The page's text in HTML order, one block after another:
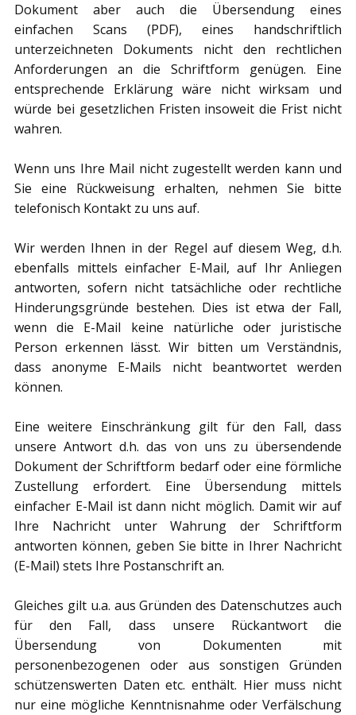
Dokument aber auch die Übersendung eines
einfachen Scans (PDF), eines handschriftlich
unterzeichneten Dokuments nicht den rechtlichen
Anforderungen an die Schriftform genügen. Eine
entsprechende Erklärung wäre nicht wirksam und
würde bei gesetzlichen Fristen insoweit die Frist nicht
wahren.
Wenn uns Ihre Mail nicht zugestellt werden kann und
Sie eine Rückweisung erhalten, nehmen Sie bitte
telefonisch Kontakt zu uns auf.
Wir werden Ihnen in der Regel auf diesem Weg, d.h.
ebenfalls mittels einfacher E-Mail, auf Ihr Anliegen
antworten, sofern nicht tatsächliche oder rechtliche
Hinderungsgründe bestehen. Dies ist etwa der Fall,
wenn die E-Mail keine natürliche oder juristische
Person erkennen lässt. Wir bitten um Verständnis,
dass anonyme E-Mails nicht beantwortet werden
können.
Eine weitere Einschränkung gilt für den Fall, dass
unsere Antwort d.h. das von uns zu übersendende
Dokument der Schriftform bedarf oder eine förmliche
Zustellung erfordert. Eine Übersendung mittels
einfacher E-Mail ist dann nicht möglich. Damit wir auf
Ihre Nachricht unter Wahrung der Schriftform
antworten können, geben Sie bitte in Ihrer Nachricht
(E-Mail) stets Ihre Postanschrift an.
Gleiches gilt u.a. aus Gründen des Datenschutzes auch
für den Fall, dass unsere Rückantwort die
Übersendung von Dokumenten mit
personenbezogenen oder aus sonstigen Gründen
schützenswerten Daten etc. enthält. Hier muss nicht
nur eine mögliche Kenntnisnahme oder Verfälschung